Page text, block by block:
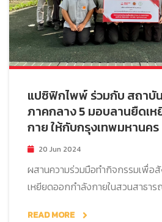
แปซิฟิกไพพ์ ร่วมกับ สถาบั
ภาคกลาง 5 มอบลานยืดเ
กาย ให้กับกรุงเทพมหานคร
20 Jun 2024
ผสานความร่วมมือทำกิจกรรมเพื่อ
เหยียดออกกำลังกายในสวนสาธาร
READ MORE